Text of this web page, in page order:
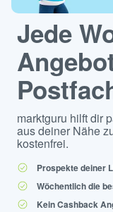
Jede
marktguru hilft dir
aus deiner Nähe
kostenfrei.
Prospekte deiner
Wöchentlich die
Kein Cashback